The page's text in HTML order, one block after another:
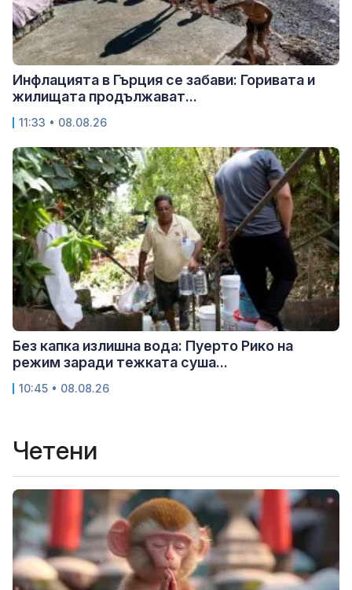
Инфлацията в Гърция се забави: Горивата и
жилищата продължават...
11:33 • 08.08.26
Без капка излишна вода: Пуерто Рико на
режим заради тежката суша...
10:45 • 08.08.26
Четени